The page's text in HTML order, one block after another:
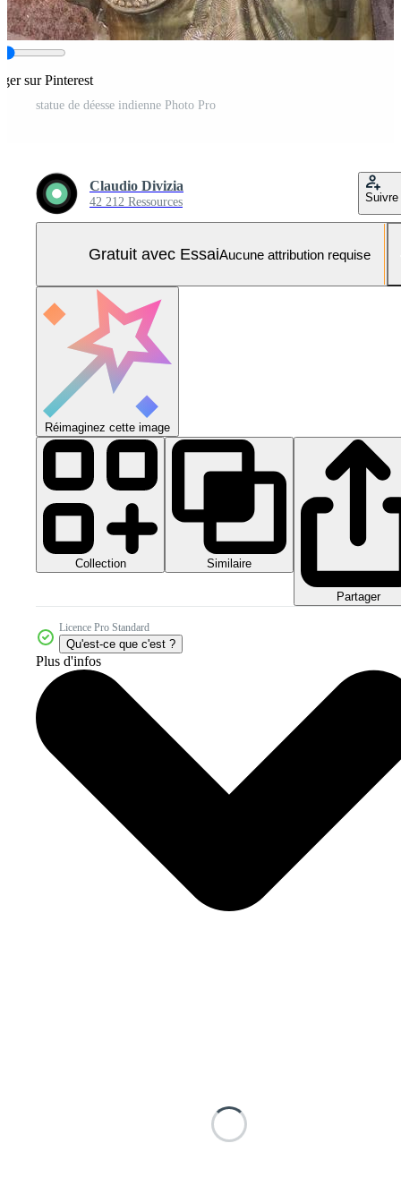
sur Pinterest
statue de déesse indienne Photo Pro
Claudio Divizia
42 212 Ressources Suivre
Gratuit avec EssaiAucune attribution requise
Réimaginez cette image
Collection Similaire
Partager
Licence Pro Standard
Qu'est-ce que c'est ?
Plus d'infos